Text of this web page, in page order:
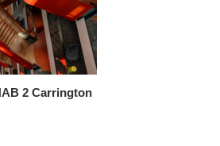
2 Carrington